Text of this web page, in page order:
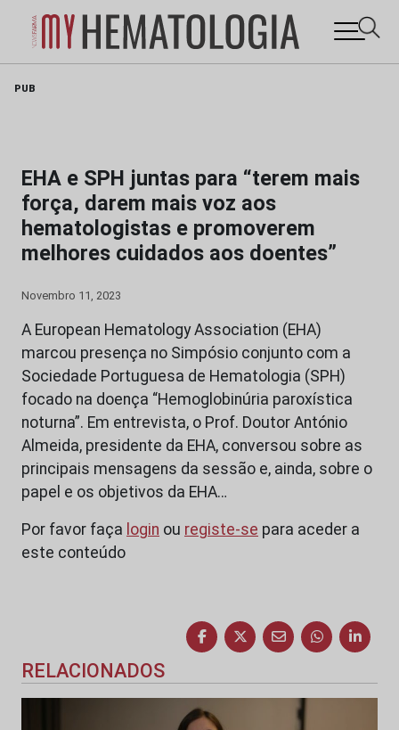
PUB
EHA e SPH juntas para “terem mais
força, darem mais voz aos
hematologistas e promoverem
melhores cuidados aos doentes”
Novembro 11, 2023
A European Hematology Association (EHA)
marcou presença no Simpósio conjunto com a
Sociedade Portuguesa de Hematologia (SPH)
focado na doença “Hemoglobinúria paroxística
noturna”. Em entrevista, o Prof. Doutor António
Almeida, presidente da EHA, conversou sobre as
principais mensagens da sessão e, ainda, sobre o
papel e os objetivos da EHA…
Por favor faça login ou registe-se para aceder a
este conteúdo
RELACIONADOS